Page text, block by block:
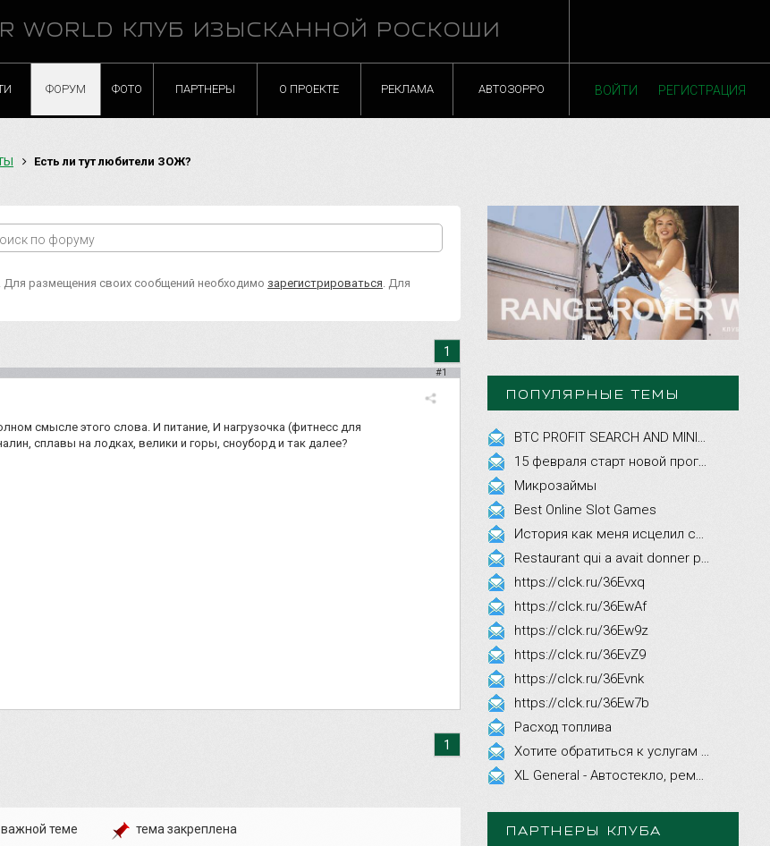
WORLD КЛУБ ИЗЫСКАННОЙ РОСКОШИ
ФОРУМ ФОТО ПАРТНЕРЫ О ПРОЕКТЕ РЕКЛАМА АВТОЗОРРО ВОЙТИ РЕГИСТРАЦИЯ
Есть ли тут любители ЗОЖ?
. Для размещения своих сообщений необходимо зарегистрироваться . Для
1
#1
смысле этого слова. И питание, И нагрузочка (фитнесс для
сплавы на лодках, велики и горы, сноуборд и так далее?
1
теме тема закреплена
ПОПУЛЯРНЫЕ ТЕМЫ
Микрозаймы
Best Online Slot Games
https://clck.ru/36Evxq
https://clck.ru/36EwAf
https://clck.ru/36Ew9z
https://clck.ru/36EvZ9
https://clck.ru/36Evnk
https://clck.ru/36Ew7b
Расход топлива
ПАРТНЕРЫ КЛУБА